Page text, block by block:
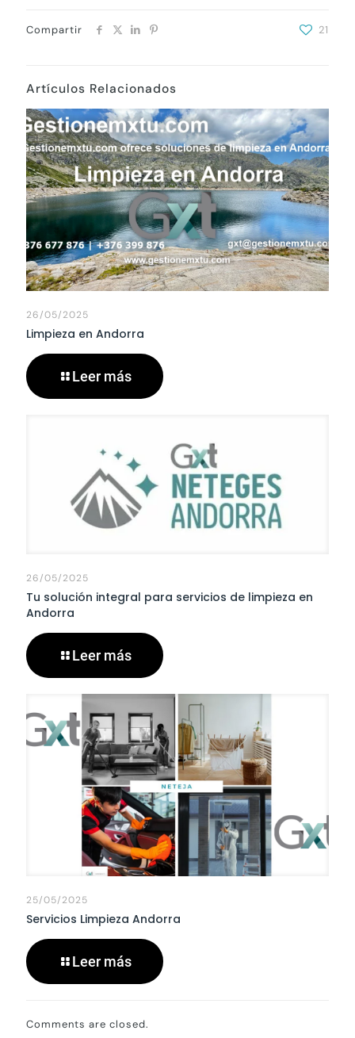
Compartir 21
Artículos Relacionados
26/05/2025
Limpieza en Andorra
Leer más
26/05/2025
Tu solución integral para servicios de limpieza en
Andorra
Leer más
25/05/2025
Servicios Limpieza Andorra
Leer más
Comments are closed.